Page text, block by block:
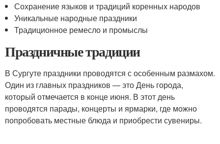
Сохранение языков и традиций коренных народов
Уникальные народные праздники
Традиционное ремесло и промыслы
Праздничные традиции
В Сургуте праздники проводятся с особенным размахом.
Один из главных праздников — это День города,
который отмечается в конце июня. В этот день
проводятся парады, концерты и ярмарки, где можно
попробовать местные блюда и приобрести сувениры.